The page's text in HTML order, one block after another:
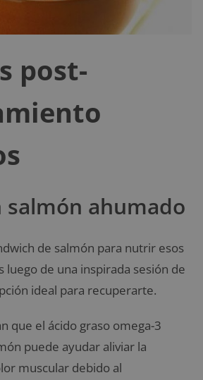
post-
salmón ahumado
de salmón para nutrir esos
luego de una inspirada sesión de
ideal para recuperarte.
que el ácido graso omega-3
puede ayudar aliviar la
muscular debido al